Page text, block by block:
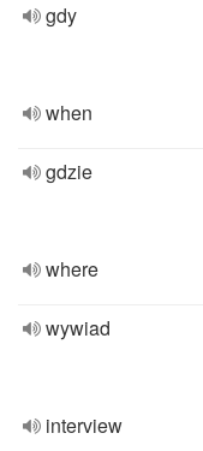
gdy
when
gdzie
where
wywiad
interview